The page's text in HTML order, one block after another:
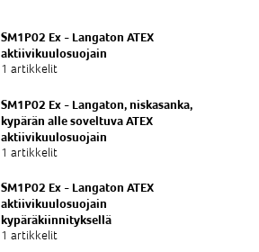
SM1P02 Ex - Langaton ATEX
aktiivikuulosuojain
1 artikkelit
SM1P02 Ex - Langaton, niskasanka,
kypärän alle soveltuva ATEX
aktiivikuulosuojain
1 artikkelit
SM1P02 Ex - Langaton ATEX
aktiivikuulosuojain
kypäräkiinnityksellä
1 artikkelit